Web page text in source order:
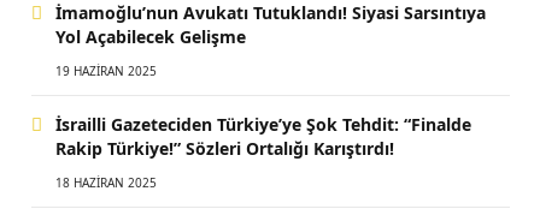
İmamoğlu’nun Avukatı Tutuklandı! Siyasi Sarsıntıya
Yol Açabilecek Gelişme
19 HAZIRAN 2025
İsrailli Gazeteciden Türkiye’ye Şok Tehdit: “Finalde
Rakip Türkiye!” Sözleri Ortalığı Karıştırdı!
18 HAZIRAN 2025